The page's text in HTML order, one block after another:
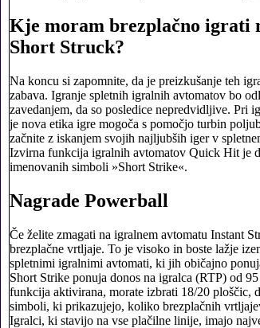
Kje moram brezplačno igrati
Short Struck?
Na koncu si zapomnite, da je preizkušanje teh
zabava. Igranje spletnih igralnih avtomatov bo
zavedanjem, da so posledice nepredvidljive. Pri
je nova etika igre mogoča s pomočjo turbin
začnite z iskanjem svojih najljubših iger v
Izvirna funkcija igralnih avtomatov Quick Hit je
imenovanih simboli »Short Strike«.
Nagrade Powerball
Če želite zmagati na igralnem avtomatu Instant
brezplačne vrtljaje. To je visoko in boste lažje
spletnimi igralnimi avtomati, ki jih običajno
Short Strike ponuja donos na igralca (RTP) od
funkcija aktivirana, morate izbrati 18/20 ploščic,
simboli, ki prikazujejo, koliko brezplačnih
Igralci, ki stavijo na vse plačilne linije, imajo